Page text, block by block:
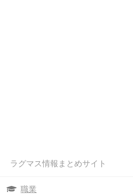
ラグマス情報まとめサイト
職業